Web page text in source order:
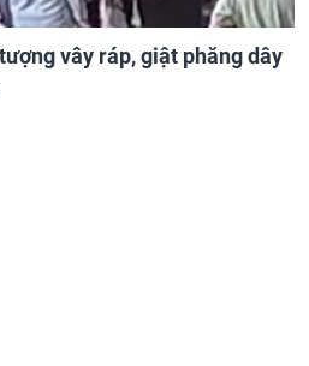
vây ráp, giật phăng dây